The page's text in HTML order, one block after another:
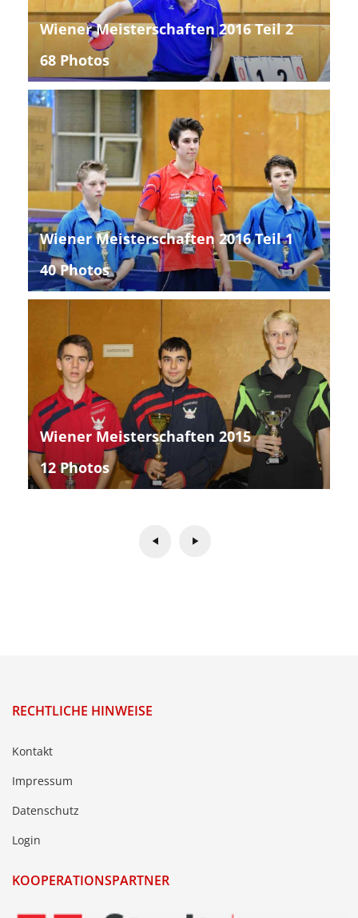
Wiener Meisterschaften 2016 Teil 2
68 Photos
Wiener Meisterschaften 2016 Teil 1
40 Photos
Wiener Meisterschaften 2015
12 Photos
RECHTLICHE HINWEISE
Kontakt
Impressum
Datenschutz
Login
KOOPERATIONSPARTNER